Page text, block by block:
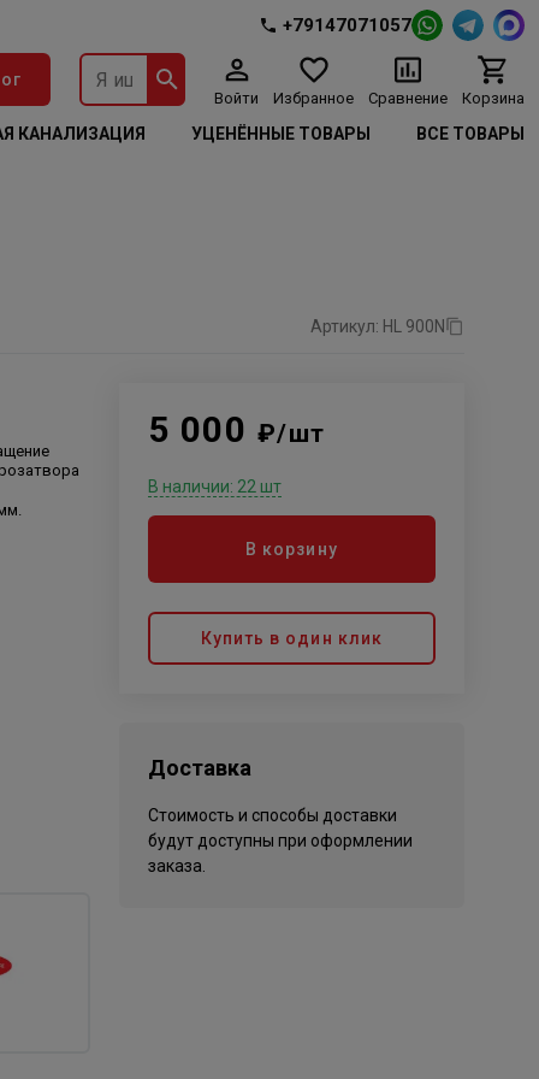
+79147071057
Войти Избранное Сравнение Корзина
КАНАЛИЗАЦИЯ УЦЕНЁННЫЕ ТОВАРЫ ВСЕ ТОВАРЫ
Артикул: HL 900N
5 000 ₽/шт
В наличии: 22 шт
В корзину
Купить в один клик
Доставка
Стоимость и способы доставки
будут доступны при оформлении
заказа.